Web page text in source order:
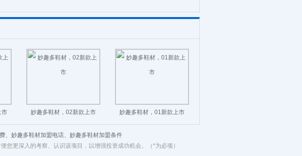
市 妙趣多鞋材，02新款上市 妙趣多鞋材，01新款上市
、妙趣多鞋材加盟电话、妙趣多鞋材加盟条件
更深入的考察、认识该项目，以增强投资成功机会。（*为必项）